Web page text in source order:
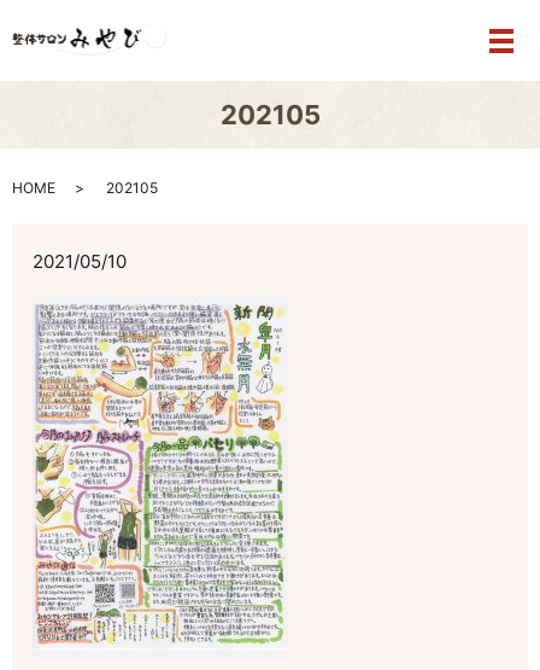
メ
202105
HOME 202105
2021/05/10